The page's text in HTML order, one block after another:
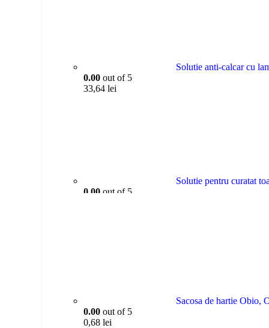
Solutie anti-calcar cu
0.00 out of 5
33,64 lei
Solutie pentru curatat
0.00 out of 5
Sacosa de hartie Obio,
0.00 out of 5
0,68 lei